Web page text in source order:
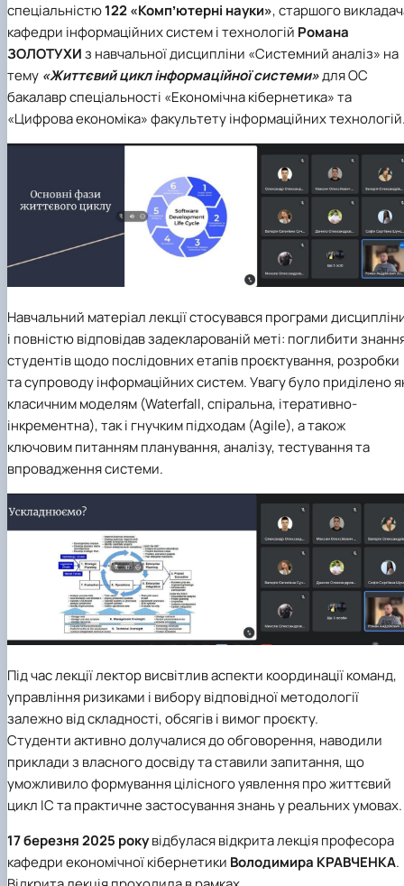
спеціальністю122 «Компʼютерні науки», старшого
кафедри інформаційних систем і технологій Романа
ЗОЛОТУХИз навчальної дисципліни «Системний аналіз» на
тему «Життєвий цикл інформаційної системи»для ОС
бакалавр спеціальності «Економічна кібернетика» та
«Цифрова економіка» факультету інформаційних
Навчальний матеріал лекції стосувався програми
і повністю відповідав задекларованій меті: поглибити
студентів щодо послідовних етапів проєктування, розробки
та супроводу інформаційних систем. Увагу було приділено
класичним моделям (Waterfall, спіральна, ітеративно-
інкрементна), так і гнучким підходам (Agile), а також
ключовим питанням планування, аналізу, тестування та
впровадження системи.
Під час лекції лектор висвітлив аспекти координації команд,
управління ризиками і вибору відповідної методології
залежно від складності, обсягів і вимог проєкту.
Студенти активно долучалися до обговорення, наводили
приклади з власного досвіду та ставили запитання, що
уможливило формування цілісного уявлення про життєвий
цикл ІС та практичне застосування знань у реальних умовах.
17 березня 2025 рокувідбулася відкрита лекція професора
кафедри економічної кібернетики Володимира КРАВЧЕНКА.